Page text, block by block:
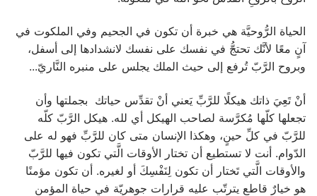
الحياة الرُّوحيَّة هي خبرة أن تكون في الجحيم وفي الملكوت في
آنٍ معًا لأنَّك تحتجُّ في نفسك على نفسك لانشدادها إلى أسفل،
وبروح الرَّبّ تُرفع إلى حيث الملك يجلس على منبره النَّاريّ...
أنْ تَعِيَ ذاتك هيكلًا للرَّبِّ يَعني أنْ تقدِّس حياتك بجملتها وأن
تجعلها كلّها مُكرَّسة لصاحب الهيكل أي لله. هيكل الرَّبّ كلّه
للرَّبّ في كلِّ حينٍ، وهكذا الإنسان متى كان للرَّبِّ فهو له على
الدّوام. أنت لا تستطيع أن تختار الأوقات الَّتي تكون فيها للرَّبّ
والأوقات الَّتي تَختار أن تكون لِنَفْسِكَ أو لغيره. أن تكون مؤمنًا
هو خيارٌ قاطع يترتّب عليه قرارات جوهريّة في حياة المؤمن